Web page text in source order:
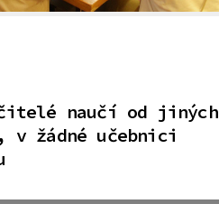
naučí od jiných
žádné učebnici